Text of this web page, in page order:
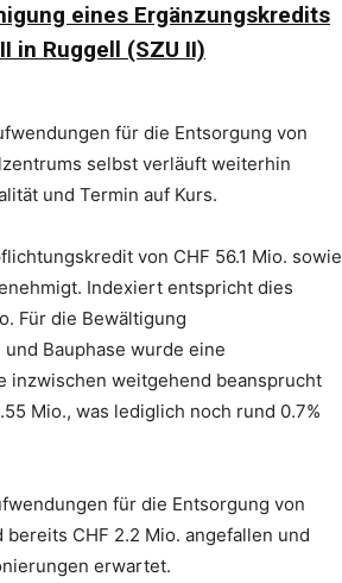
eines Ergänzungskredits
in Ruggell (SZU II)
für die Entsorgung von
selbst verläuft weiterhin
und Termin auf Kurs.
von CHF 56.1 Mio. sowie
Indexiert entspricht dies
Für die Bewältigung
Bauphase wurde eine
inzwischen weitgehend beansprucht
Mio., was lediglich noch rund 0.7%
für die Entsorgung von
CHF 2.2 Mio. angefallen und
erwartet.